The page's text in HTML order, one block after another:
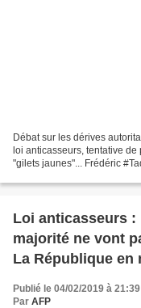
Débat sur les dérives
loi anticasseurs, tentative
"gilets jaunes"... Frédéric
Loi anticasseurs
majorité ne vont pas
La République en
son article 2 (AFP)
Publié le 04/02/2019 à 21:39
Par AFP